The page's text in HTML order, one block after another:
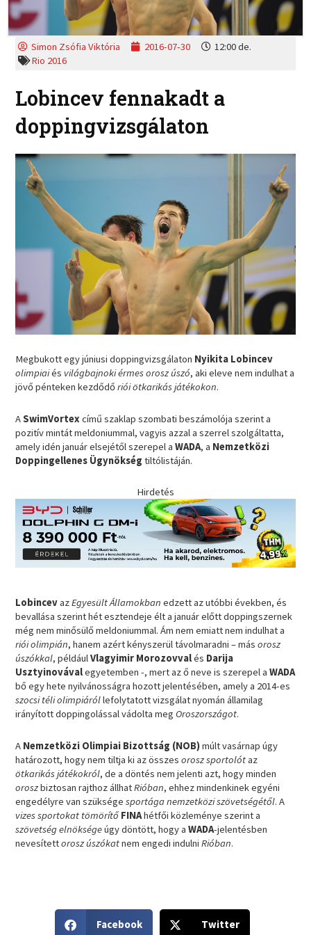
Simon Zsófia Viktória 2016-07-30
12:00 de.
Rio 2016
Lobincev fennakadt a
doppingvizsgálaton
Megbukott egy júniusi doppingvizsgálaton Nyikita Lobincev
olimpiaiés világbajnoki érmes orosz úszó, aki eleve nem indulhat a
jövő pénteken kezdődőriói ötkarikás játékokon.
ASwimVortex című szaklap szombati beszámolója szerint a
pozitív mintát meldoniummal, vagyis azzal a szerrel szolgáltatta,
amely idén január elsejétől szerepel aWADA, a Nemzetközi
Doppingellenes Ügynökség tiltólistáján.
Hirdetés
LobincevazEgyesült Államokban edzett az utóbbi években, és
bevallása szerint hét esztendeje élt a január előtt doppingszernek
még nem minősülő meldoniummal. Ám nem emiatt nem indulhat a
riói olimpián, hanem azért kényszerül távolmaradni – másorosz
úszókkal, példáulVlagyimir Morozovvalés Darija
Usztyinovávalegyetemben -, mert az ő neve is szerepel aWADA
bő egy hete nyilvánosságra hozott jelentésében, amely a 2014-es
szocsi téli olimpiáróllefolytatott vizsgálat nyomán államilag
irányított doppingolással vádolta meg Oroszországot.
A Nemzetközi Olimpiai Bizottság (NOB)múlt vasárnap úgy
határozott, hogy nem tiltja ki az összesorosz sportolótaz
ötkarikás játékokról, de a döntés nem jelenti azt, hogy minden
oroszbiztosan rajthoz állhatRióban, ehhez mindenkinek egyéni
engedélyre van szükségesportága nemzetközi szövetségétől. A
vizes sportokat tömörítő FINAhétfői közleménye szerint a
szövetség elnökségeúgy döntött, hogy aWADA-jelentésben
nevesítettorosz úszókatnem engedi indulniRióban.
h
Facebook
h
Twitter